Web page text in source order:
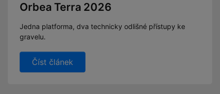
Orbea Terra 2026
Jedna platforma, dva technicky odlišné přístupy ke
gravelu.
Číst článek